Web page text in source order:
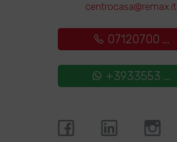
centrocasa@remax.it
07120700 ...
+3933553 ...